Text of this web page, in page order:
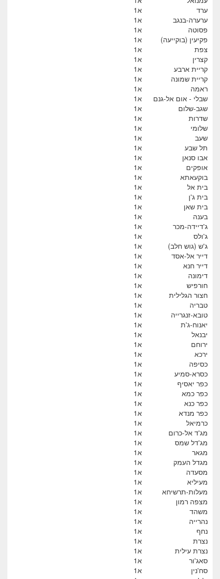
ערד
א1
ערערה-בנגב
א1
פסוטה
א1
פקיעין (בוקייעה)
א1
צפת
א1
קצרין
א1
קריית ארבע
א1
קריית שמונה
א1
ראמה
א1
שבלי - אום אל-גנם
א1
שגב-שלום
א1
שדרות
א1
שלומי
א1
שעב
א1
תל שבע
א1
אבו סנאן
א1
אופקים
א1
בוקעאתא
א1
בית אל
א1
בית ג'ן
א1
בית שאן
א1
בענה
א1
ג'דיידה-מכר
א1
ג'ולס
א1
ג'ש (גוש חלב)
א1
דייר אל-אסד
א1
דייר חנא
א1
דימונה
א1
חורפיש
א1
חצור הגלילית
א1
טבריה
א1
טובא-זנגרייה
א1
יאנוח-ג'ת
א1
יבנאל
א1
ירוחם
א1
ירכא
א1
כסיפה
א1
כסרא-סמיע
א1
כפר יאסיף
א1
כפר כמא
א1
כפר כנא
א1
כפר מנדא
א1
כרמיאל
א1
מג'ד אל-כרום
א1
מג'דל שמס
א1
מגאר
א1
מגדל העמק
א1
מסעדה
א1
מעיליא
א1
מעלות-תרשיחא
א1
מצפה רמון
א1
משהד
א1
נהרייה
א1
נחף
א1
נצרת
א1
נצרת עילית
א1
סאג'ור
א1
סח'נין
א1